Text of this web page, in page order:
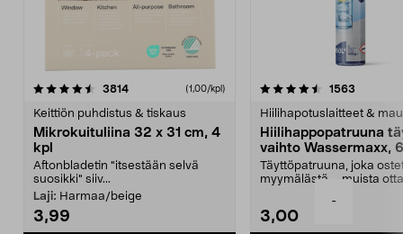
-
3814arvostelut (1,00/kpl)
Keittiön puhdistus & tiskaus
Mikrokuituliina 32 x 31 cm, 4
kpl
Aftonbladetin "itsestään selvä
suosikki" siiv...
Laji: Harmaa/beige
3,99
4.5viidestä
1563
Hiilihapotuslaitteet &
Hiilihappopatruuna
vaihto Wassermaxx,
Täyttöpatruuna, joka
myymälästä – muista
3,00
4.5viidestä